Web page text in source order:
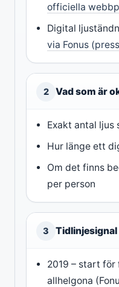
officiella
Digital
via Fonus
2 Vad som är
Exakt antal ljus
Hur länge ett
Om det finns
per person
3 Tidlinjesignal
2019 – start
allhelgona